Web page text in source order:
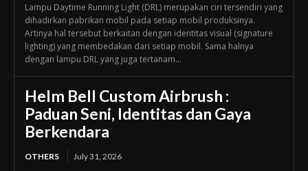
Lampu Daytime Running Light (DRL) merupakan ciri tersendiri yang
dihadirkan pabrikan mobil pada setiap mobil produksinya.
Artinya hal tersebut berkaitan dengan identitas visual (signature
lighting) yang membedakan dari setiap mobil. Sama halnya
dengan lampu DRL yang juga tertanam...
Helm Bell Custom Airbrush :
Paduan Seni, Identitas dan Gaya
Berkendara
OTHERS July 31, 2026